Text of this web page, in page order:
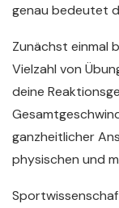
genau bedeutet
Zunächst einmal
Vielzahl von
deine
ganzheitlicher
physischen und